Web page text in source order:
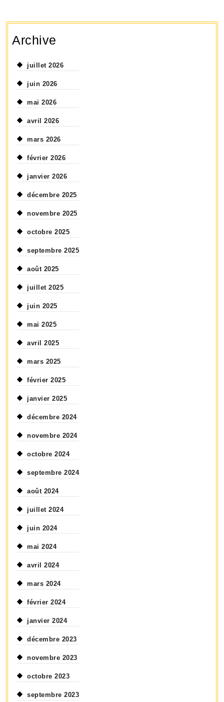
Archive
juillet 2026
juin 2026
mai 2026
avril 2026
mars 2026
février 2026
janvier 2026
décembre 2025
novembre 2025
octobre 2025
septembre 2025
août 2025
juillet 2025
juin 2025
mai 2025
avril 2025
mars 2025
février 2025
janvier 2025
décembre 2024
novembre 2024
octobre 2024
septembre 2024
août 2024
juillet 2024
juin 2024
mai 2024
avril 2024
mars 2024
février 2024
janvier 2024
décembre 2023
novembre 2023
octobre 2023
septembre 2023